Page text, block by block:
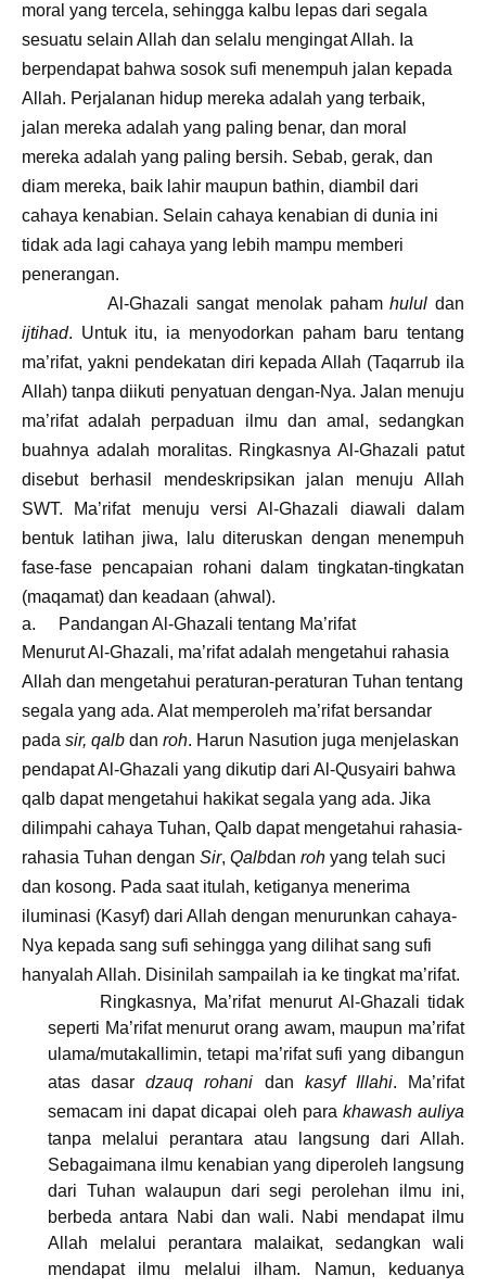
moral yang tercela, sehingga kalbu lepas dari segala
sesuatu selain Allah dan selalu mengingat Allah. Ia
berpendapat bahwa sosok sufi menempuh jalan kepada
Allah. Perjalanan hidup mereka adalah yang terbaik,
jalan mereka adalah yang paling benar, dan moral
mereka adalah yang paling bersih. Sebab, gerak, dan
diam mereka, baik lahir maupun bathin, diambil dari
cahaya kenabian. Selain cahaya kenabian di dunia ini
tidak ada lagi cahaya yang lebih mampu memberi
penerangan.
Al-Ghazali sangat menolak pahamhulul dan
ijtihad. Untuk itu, ia menyodorkan paham baru tentang
ma’rifat, yakni pendekatan diri kepada Allah (Taqarrub ila
Allah) tanpa diikuti penyatuan dengan-Nya. Jalan menuju
ma’rifat adalah perpaduan ilmu dan amal, sedangkan
buahnya adalah moralitas. Ringkasnya Al-Ghazali patut
disebut berhasil mendeskripsikan jalan menuju Allah
SWT. Ma’rifat menuju versi Al-Ghazali diawali dalam
bentuk latihan jiwa, lalu diteruskan dengan menempuh
fase-fase pencapaian rohani dalam tingkatan-tingkatan
(maqamat) dan keadaan (ahwal).
a.
Pandangan Al-Ghazali tentang Ma’rifat
Menurut Al-Ghazali, ma’rifat adalah mengetahui rahasia
Allah dan mengetahui peraturan-peraturan Tuhan tentang
segala yang ada. Alat memperoleh ma’rifat bersandar
pada sir, qalb dan roh. Harun Nasution juga menjelaskan
pendapat Al-Ghazali yang dikutip dari Al-Qusyairi bahwa
qalb dapat mengetahui hakikat segala yang ada. Jika
dilimpahi cahaya Tuhan, Qalb dapat mengetahui rahasia-
rahasia Tuhan dengan Sir, Qalbdan roh yang telah suci
dan kosong. Pada saat itulah, ketiganya menerima
iluminasi (Kasyf) dari Allah dengan menurunkan cahaya-
Nya kepada sang sufi sehingga yang dilihat sang sufi
hanyalah Allah. Disinilah sampailah ia ke tingkat ma’rifat.
Ringkasnya, Ma’rifat menurut Al-Ghazali tidak
seperti Ma’rifat menurut orang awam, maupun ma’rifat
ulama/mutakallimin, tetapi ma’rifat sufi yang dibangun
atas dasardzauq rohani dan kasyf Illahi. Ma’rifat
semacam ini dapat dicapai oleh para khawash auliya
tanpa melalui perantara atau langsung dari Allah.
Sebagaimana ilmu kenabian yang diperoleh langsung
dari Tuhan walaupun dari segi perolehan ilmu ini,
berbeda antara Nabi dan wali. Nabi mendapat ilmu
Allah melalui perantara malaikat, sedangkan wali
mendapat ilmu melalui ilham. Namun, keduanya